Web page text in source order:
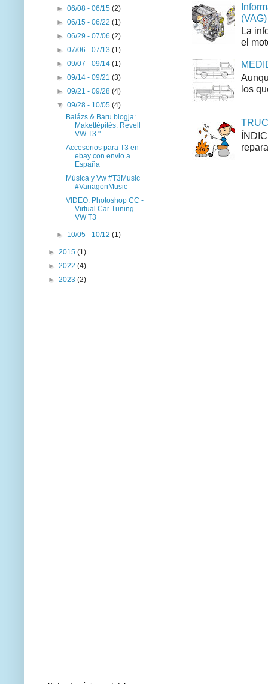
(VAG)
La
el
los
►06/08 - 06/15(2)
►06/15 - 06/22(1)
►06/29 - 07/06(2)
►07/06 - 07/13(1)
►09/07 - 09/14(1)
►09/14 - 09/21(3)
►09/21 - 09/28(4)
▼09/28 - 10/05(4)
Balázs & Baru blogja:
Makettépítés: Revell
VW T3 "...
Accesorios para T3 en
ebay con envio a
España
Música y Vw #T3Music
#VanagonMusic
VIDEO: Photoshop CC -
Virtual Car Tuning -
VW T3
► 10/05 - 10/12(1)
► 2015 (1)
► 2022 (4)
► 2023 (2)